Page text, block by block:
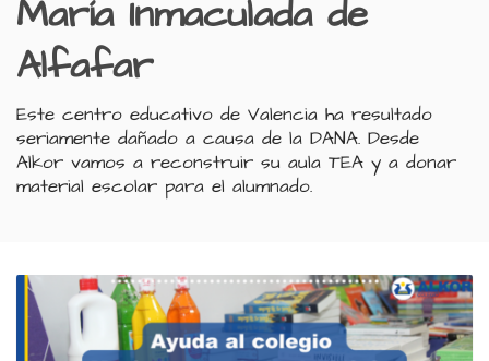
María Inmaculada de
Alfafar
Este centro educativo de Valencia ha resultado
seriamente dañado a causa de la DANA. Desde
Alkor vamos a reconstruir su aula TEA y a donar
material escolar para el alumnado.